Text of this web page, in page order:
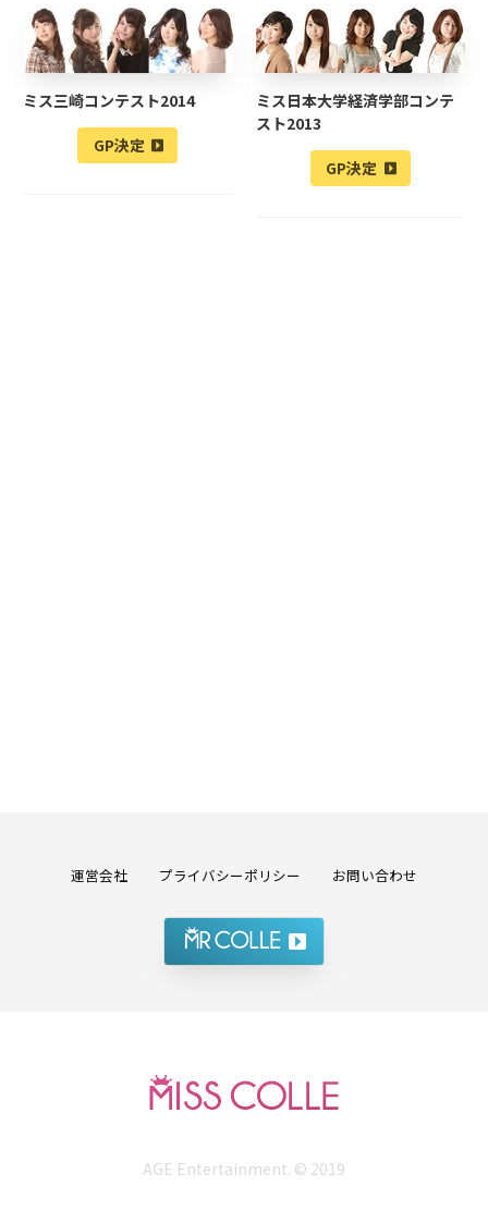
ミス三崎コンテスト2014
GP決定
ミス日本大学経済学部コンテ
スト2013
GP決定
運営会社 プライバシーポリシー お問い合わせ
AGE Entertainment. © 2019